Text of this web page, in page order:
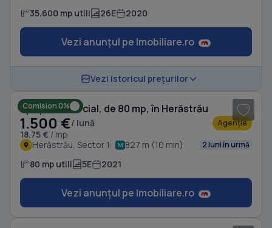
35.600 mp utili 26E 2020
Vezi anunțul pe Imobiliare.ro
Vezi istoricul prețurilor
Comision 0%
Spațiu comercial, de 80 mp, în Herăstrău
1.500 €/ lună
18.75 € / mp
Agenție
Herăstrău, Sector 1 827 m (10 min) 2 luni în urmă
80 mp utili 5E 2021
Vezi anunțul pe Imobiliare.ro